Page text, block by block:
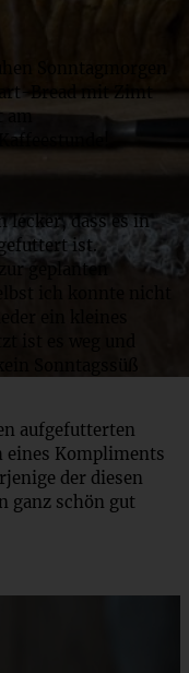
Sonntagmorgen
Bread mit Zimt
am
lecker, dass es in
ist.
geplanten
ich konnte nicht
ein kleines
ist es weg und
Sonntagssüß
aufgefutterten
eines Kompliments
der diesen
ganz schön gut